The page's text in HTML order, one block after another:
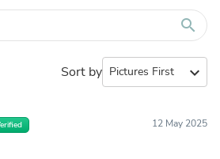
search
Sort by expand_more
12 May 2025